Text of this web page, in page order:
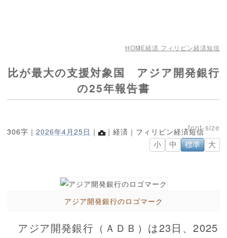
HOME経済 フィリピン経済短信
比が最大の支援対象国 アジア開発銀行
の25年報告書
306字｜ 2026年4月25日 ｜ ｜経済｜フィリピン経済短信
小 中 標準 大
アジア開発銀行のロゴマーク
アジア開発銀行（ＡＤＢ）は23日、2025